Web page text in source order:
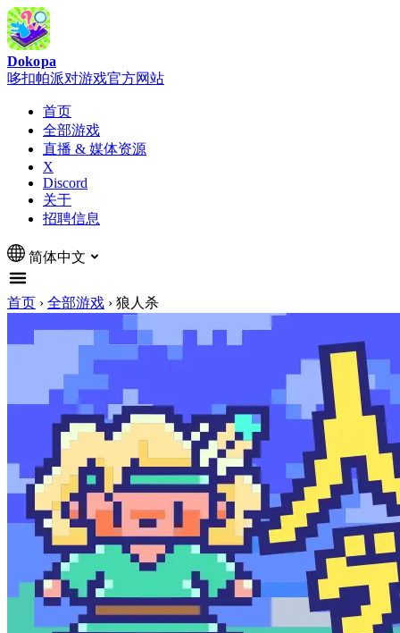
Dokopa
哆扣帕派对游戏官方网站
首页
全部游戏
直播 & 媒体资源
X
Discord
关于
招聘信息
简体中文
首页 › 全部游戏 › 狼人杀